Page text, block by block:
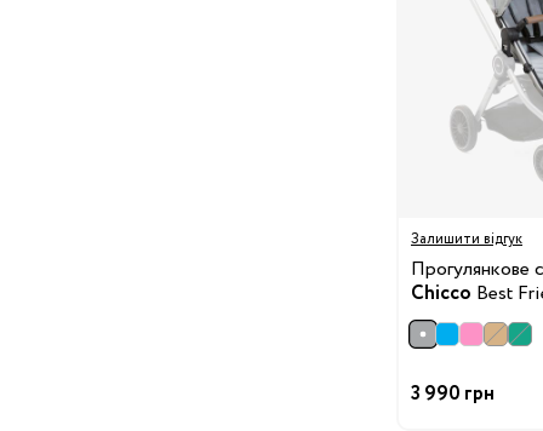
Аксесуари для ванн
Електроприлади
Нагрудні сумки
Дитячий транспорт
Залишити відгук
Прогулянкове
Chicco Best
3 990 грн